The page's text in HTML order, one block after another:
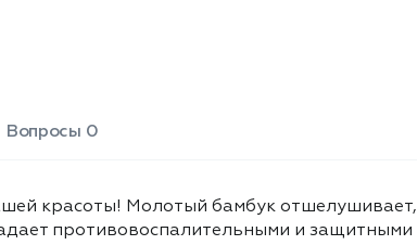
Вопросы 0
красоты! Молотый бамбук отшелушивает,
противовоспалительными и защитными